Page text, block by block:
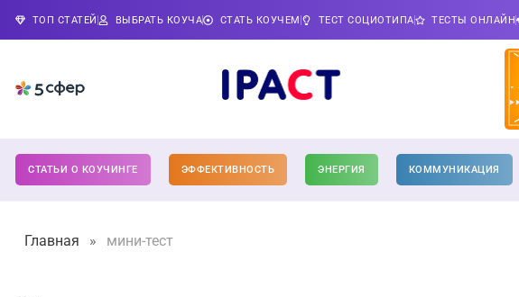
ТОП СТАТЕЙ ВЫБРАТЬ КОУЧА СТАТЬ КОУЧЕМ ТЕСТ СОЦИОТИПА ТЕСТЫ ОНЛАЙН
СТАТЬИ О КОУЧИНГЕ ЭФФЕКТИВНОСТЬ ЭНЕРГИЯ КОММУНИКАЦИЯ
Главная » мини-тест